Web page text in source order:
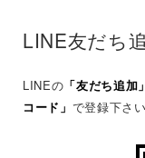
LINE友だち
LINEの 「友だち追加」
コード」 で登録下さい